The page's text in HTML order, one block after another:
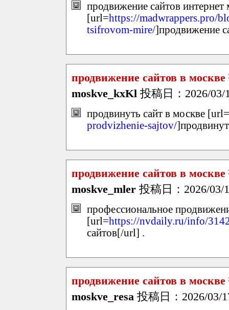
продвижение сайтов интернет
[url=https://madwrappers.pro/
tsifrovom-mire/]продвижение
продвижение сайтов в москве
moskve_kxKl 投稿日：2026/03/
продвинуть сайт в москве [url=
prodvizhenie-sajtov/
продвижение сайтов в москве
moskve_mler 投稿日：2026/03/
профессиональное
[url=https://nvdaily.ru/info/
сайтов[/url] .
продвижение сайтов в москве
moskve_resa 投稿日：2026/03/